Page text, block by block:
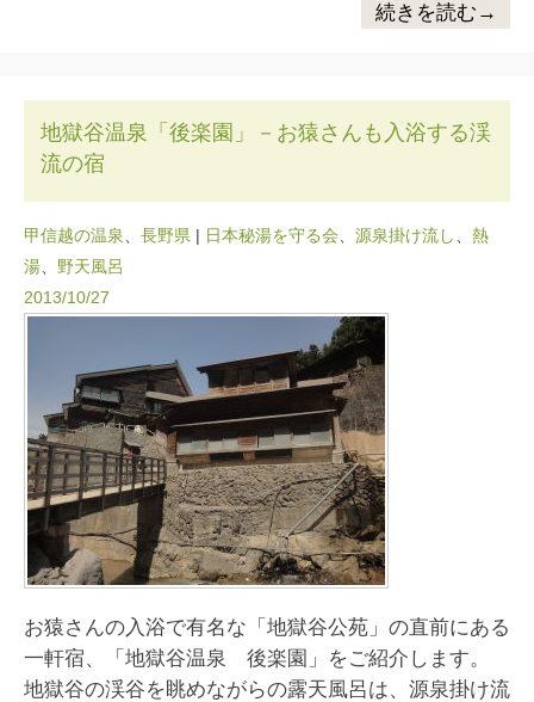
続きを読む→
地獄谷温泉「後楽園」－お猿さんも入浴する渓
流の宿
甲信越の温泉 長野県 | 日本秘湯を守る会 源泉掛け流し
熱
湯
野天風呂
2013/10/27
お猿さんの入浴で有名な「地獄谷公苑」の直前にある
一軒宿、「地獄谷温泉 後楽園」をご紹介します。
地獄谷の渓谷を眺めながらの露天風呂は、源泉掛け流